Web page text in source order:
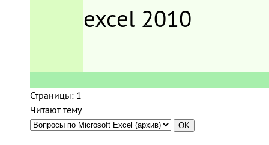
excel 2010
Страницы: 1
Читают тему